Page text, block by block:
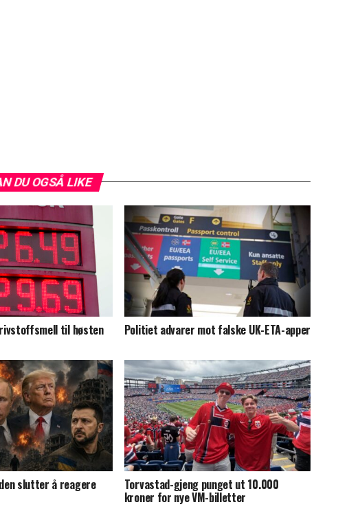
DU OGSÅ LIKE
til høsten Politiet advarer mot falske UK-ETA-apper
slutter å reagere Torvastad-gjeng punget ut 10.000
kroner for nye VM-billetter